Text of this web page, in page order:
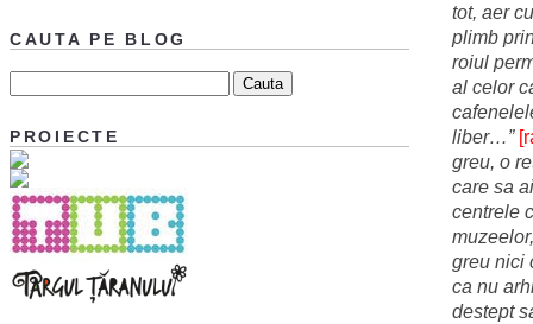
tot, aer
plimb
roiul
al celor
liber…”
greu, o
care sa
centrele
greu nici
ca nu
destept
CAUTA PE BLOG
PROIECTE